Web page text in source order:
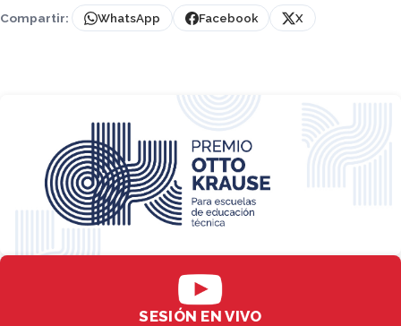
Compartir: WhatsApp Facebook X
SESIÓN EN VIVO